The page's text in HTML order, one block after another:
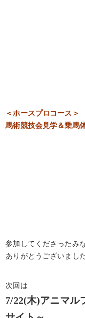
＜ホースプロコース＞
馬術競技会見学＆乗馬
参加してくださったみ
ありがとうございまし
次回は
7/22(木)アニマル